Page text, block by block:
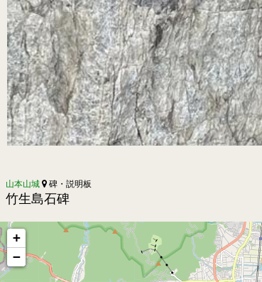
山本山城 碑・説明板
竹生島石碑
+
−